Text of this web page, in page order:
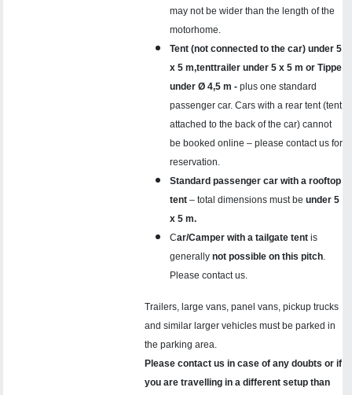
may not be wider than the length of the
motorhome.
Tent (not connected to the car) under 5
x 5 m,tenttrailer under 5 x 5 m or Tippe
under Ø 4,5 m - plus one standard
passenger car. Cars with a rear tent (tent
attached to the back of the car) cannot
be booked online – please contact us for
reservation.
Standard passenger car with a rooftop
tent – total dimensions must be under 5
x 5 m.
Car/Camper with a tailgate tent is
generally not possible on this pitch.
Please contact us.
Trailers, large vans, panel vans, pickup trucks
and similar larger vehicles must be parked in
the parking area.
Please contact us in case of any doubts or if
you are travelling in a different setup than